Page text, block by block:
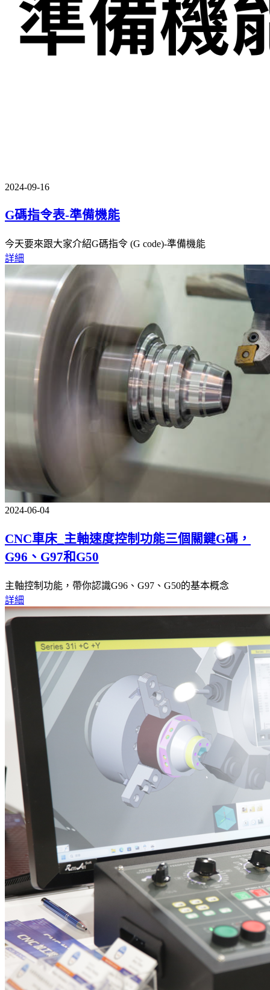
2024-09-16
G碼指令表-準備機能
今天要來跟大家介紹G碼指令 (G code)-準備機能
詳細
2024-06-04
CNC車床_主軸速度控制功能三個關鍵G碼，
G96、G97和G50
主軸控制功能，帶你認識G96、G97、G50的基本概念
詳細